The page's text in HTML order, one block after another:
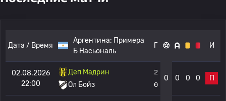
Дата / Время
Аргентина: Примера
Б Насьональ
Г И
02.08.2026
22:00
Деп Мадрин
Ол Бойз
2
0
0 0 0 0 П